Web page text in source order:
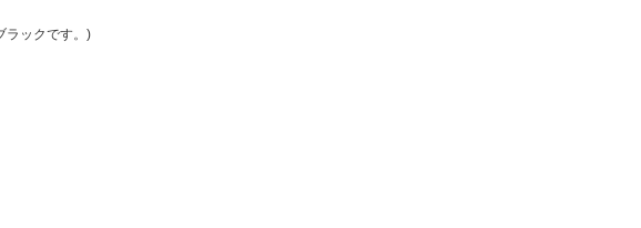
ラックです。)